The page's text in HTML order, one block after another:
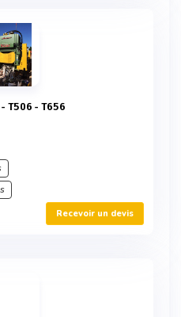
- T506 - T656
Recevoir un devis